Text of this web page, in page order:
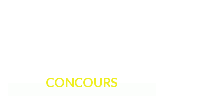
CONCOURS